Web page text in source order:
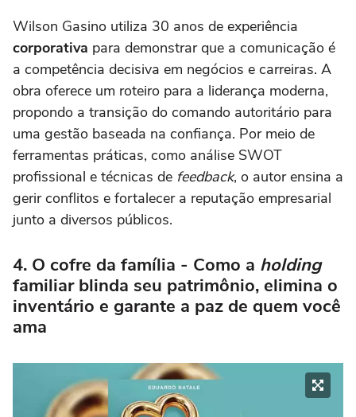
Wilson Gasino utiliza 30 anos de experiência
corporativa para demonstrar que a comunicação é
a competência decisiva em negócios e carreiras. A
obra oferece um roteiro para a liderança moderna,
propondo a transição do comando autoritário para
uma gestão baseada na confiança. Por meio de
ferramentas práticas, como análise SWOT
profissional e técnicas de feedback, o autor ensina a
gerir conflitos e fortalecer a reputação empresarial
junto a diversos públicos.
4. O cofre da família - Como a holding
familiar blinda seu patrimônio, elimina o
inventário e garante a paz de quem você
ama